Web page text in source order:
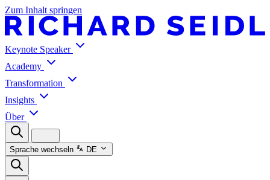
Zum Inhalt springen
Keynote Speaker
Academy
Transformation
Insights
Über
Sprache wechseln DE